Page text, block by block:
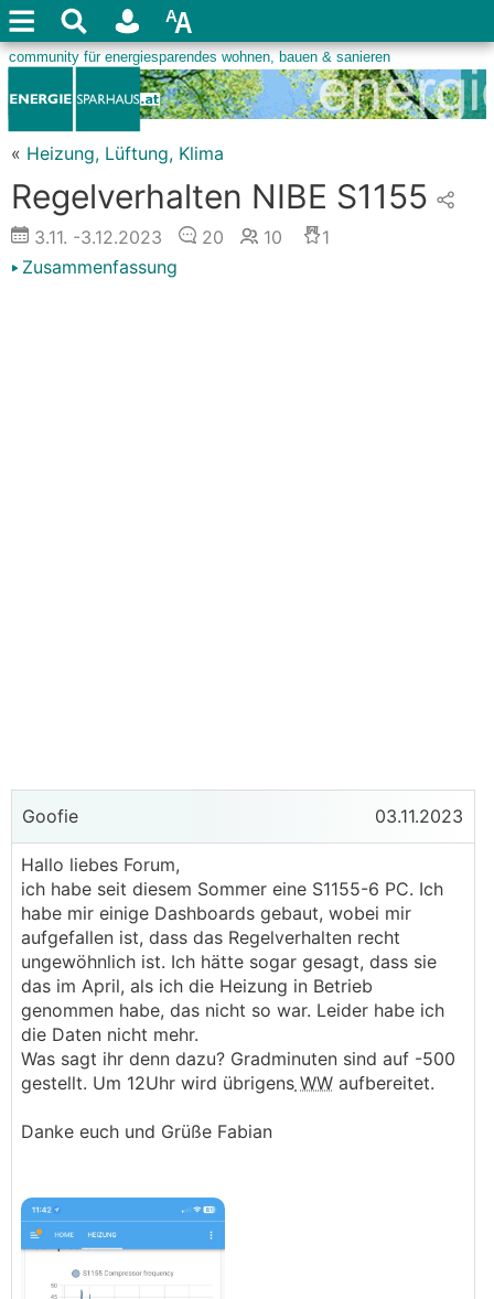
« Heizung, Lüftung, Klima
Regelverhalten NIBE S1155
3.11. -3.12.2023 20 10
1
Zusammenfassung
Goofie 03.11.2023
Hallo liebes Forum,
ich habe seit diesem Sommer eine S1155-6 PC. Ich
habe mir einige Dashboards gebaut, wobei mir
aufgefallen ist, dass das Regelverhalten recht
ungewöhnlich ist. Ich hätte sogar gesagt, dass sie
das im April, als ich die Heizung in Betrieb
genommen habe, das nicht so war. Leider habe ich
die Daten nicht mehr.
Was sagt ihr denn dazu? Gradminuten sind auf -500
gestellt. Um 12Uhr wird übrigens WW aufbereitet.
Danke euch und Grüße Fabian